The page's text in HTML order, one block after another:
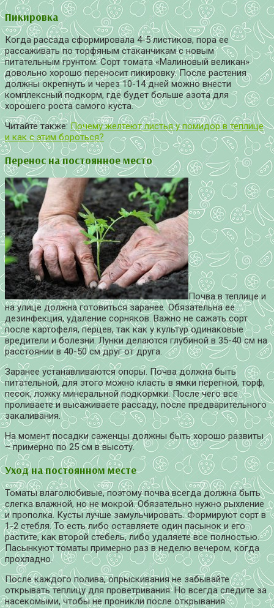
Пикировка
Когда рассада сформировала 4-5 листиков, пора ее
рассаживать по торфяным стаканчикам с новым
питательным грунтом. Сорт томата «Малиновый великан»
довольно хорошо переносит пикировку. После растения
должны окрепнуть и через 10-14 дней можно внести
комплексный подкорм, где будет больше азота для
хорошего роста самого куста.
Читайте также: Почему желтеют листья у помидор в теплице
и как с этим бороться?
Перенос на постоянное место
Почва в теплице и
на улице должна готовиться заранее. Обязательна ее
дезинфекция, удаление сорняков. Важно не сажать сорт
после картофеля, перцев, так как у культур одинаковые
вредители и болезни. Лунки делаются глубиной в 35-40 см на
расстоянии в 40-50 см друг от друга.
Заранее устанавливаются опоры. Почва должна быть
питательной, для этого можно класть в ямки перегной, торф,
песок, ложку минеральной подкормки. После чего все
проливаете и высаживаете рассаду, после предварительного
закаливания.
На момент посадки саженцы должны быть хорошо развиты
– примерно по 25 см в высоту.
Уход на постоянном месте
Томаты влаголюбивые, поэтому почва всегда должна быть
слегка влажной, но не мокрой. Обязательно нужно рыхление
и прополка. Кусты лучше замульчировать. Формируют сорт в
1-2 стебля. То есть либо оставляете один пасынок и его
растите, как второй стебель, либо удаляете все полностью.
Пасынкуют томаты примерно раз в неделю вечером, когда
прохладно.
После каждого полива, опрыскивания не забывайте
открывать теплицу для проветривания. Но всегда следите за
насекомыми, чтобы не проникли после открывания